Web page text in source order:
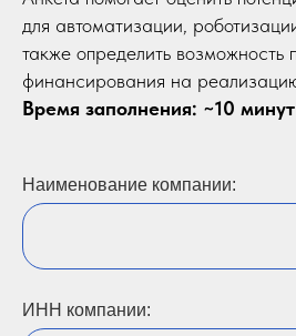
для автоматизации,
также определить возможность
финансирования на
Время заполнения: ~10 минут
Наименование компании:
ИНН компании: